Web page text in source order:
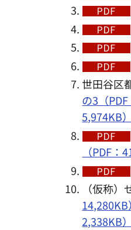
世田谷区
の3（PDF
5,974KB）
（PDF：
（仮称
14,280KB）
2,338KB）